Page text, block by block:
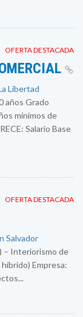
OFERTA DESTACADA
Libertad
años Grado
mínimos de
Salario Base
OFERTA DESTACADA
Salvador
– Interiorismo de
Empresa: